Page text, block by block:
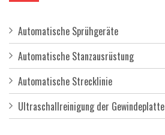
Automatische Sprühgeräte
Automatische Stanzausrüstung
Automatische Strecklinie
Ultraschallreinigung der Gewindeplatte